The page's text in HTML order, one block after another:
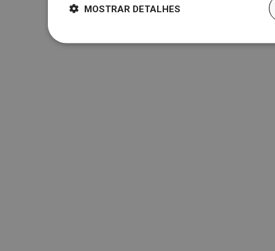
MOSTRAR DETALHES